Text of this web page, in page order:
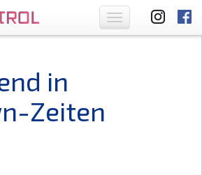
Toggle
navigation
in
Zeiten